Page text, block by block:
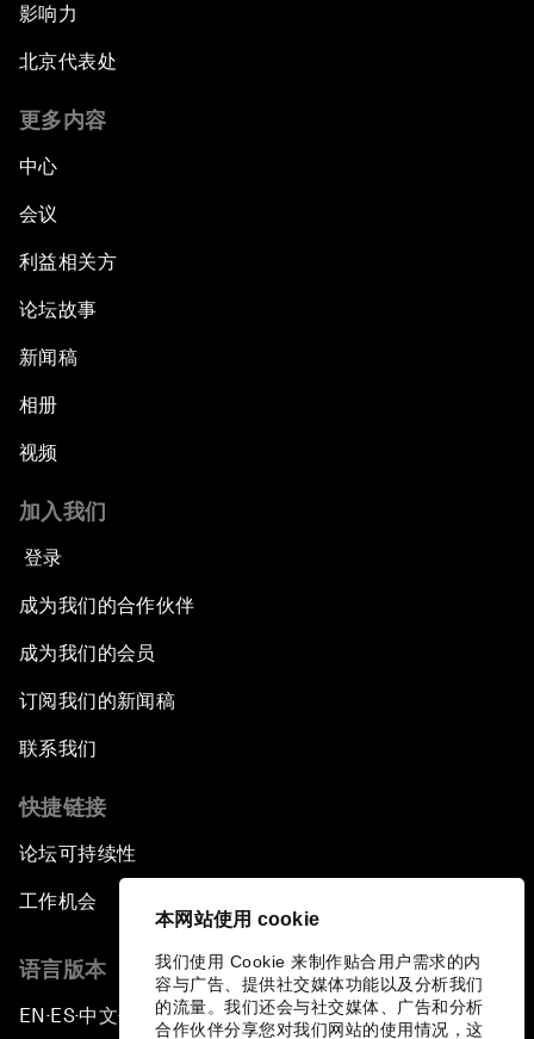
本网站使用 cookie
我们使用 Cookie 来制作贴合用户需求的内
容与广告、提供社交媒体功能以及分析我们
的流量。我们还会与社交媒体、广告和分析
合作伙伴分享您对我们网站的使用情况，这
影响力
北京代表处
更多内容
中心
会议
利益相关方
论坛故事
新闻稿
相册
视频
加入我们
登录
成为我们的合作伙伴
成为我们的会员
订阅我们的新闻稿
联系我们
快捷链接
论坛可持续性
工作机会
语言版本
EN ▪ES▪中文▪ 日本語